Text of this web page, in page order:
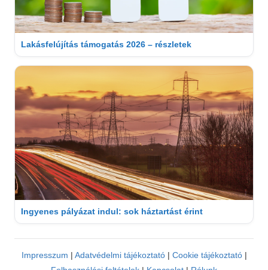
Lakásfelújítás támogatás 2026 – részletek
Ingyenes pályázat indul: sok háztartást érint
Impresszum | Adatvédelmi tájékoztató| Cookie tájékoztató|